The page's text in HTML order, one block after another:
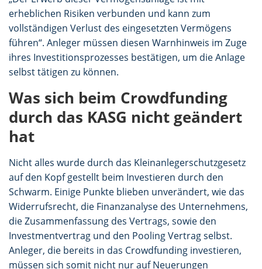
erheblichen Risiken verbunden und kann zum
vollständigen Verlust des eingesetzten Vermögens
führen“. Anleger müssen diesen Warnhinweis im Zuge
ihres Investitionsprozesses bestätigen, um die Anlage
selbst tätigen zu können.
Was sich beim Crowdfunding
durch das KASG nicht geändert
hat
Nicht alles wurde durch das Kleinanlegerschutzgesetz
auf den Kopf gestellt beim Investieren durch den
Schwarm. Einige Punkte blieben unverändert, wie das
Widerrufsrecht, die Finanzanalyse des Unternehmens,
die Zusammenfassung des Vertrags, sowie den
Investmentvertrag und den Pooling Vertrag selbst.
Anleger, die bereits in das Crowdfunding investieren,
müssen sich somit nicht nur auf Neuerungen